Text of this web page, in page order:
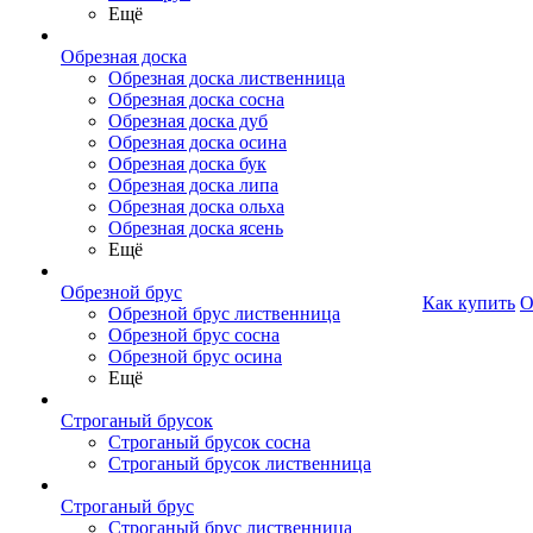
Ещё
Обрезная доска
Обрезная доска лиственница
Обрезная доска сосна
Обрезная доска дуб
Обрезная доска осина
Обрезная доска бук
Обрезная доска липа
Обрезная доска ольха
Обрезная доска ясень
Ещё
Обрезной брус
Обрезной брус лиственница
Обрезной брус сосна
Обрезной брус осина
Ещё
Строганый брусок
Строганый брусок сосна
Строганый брусок лиственница
Строганый брус
Строганый брус лиственница
Как купить